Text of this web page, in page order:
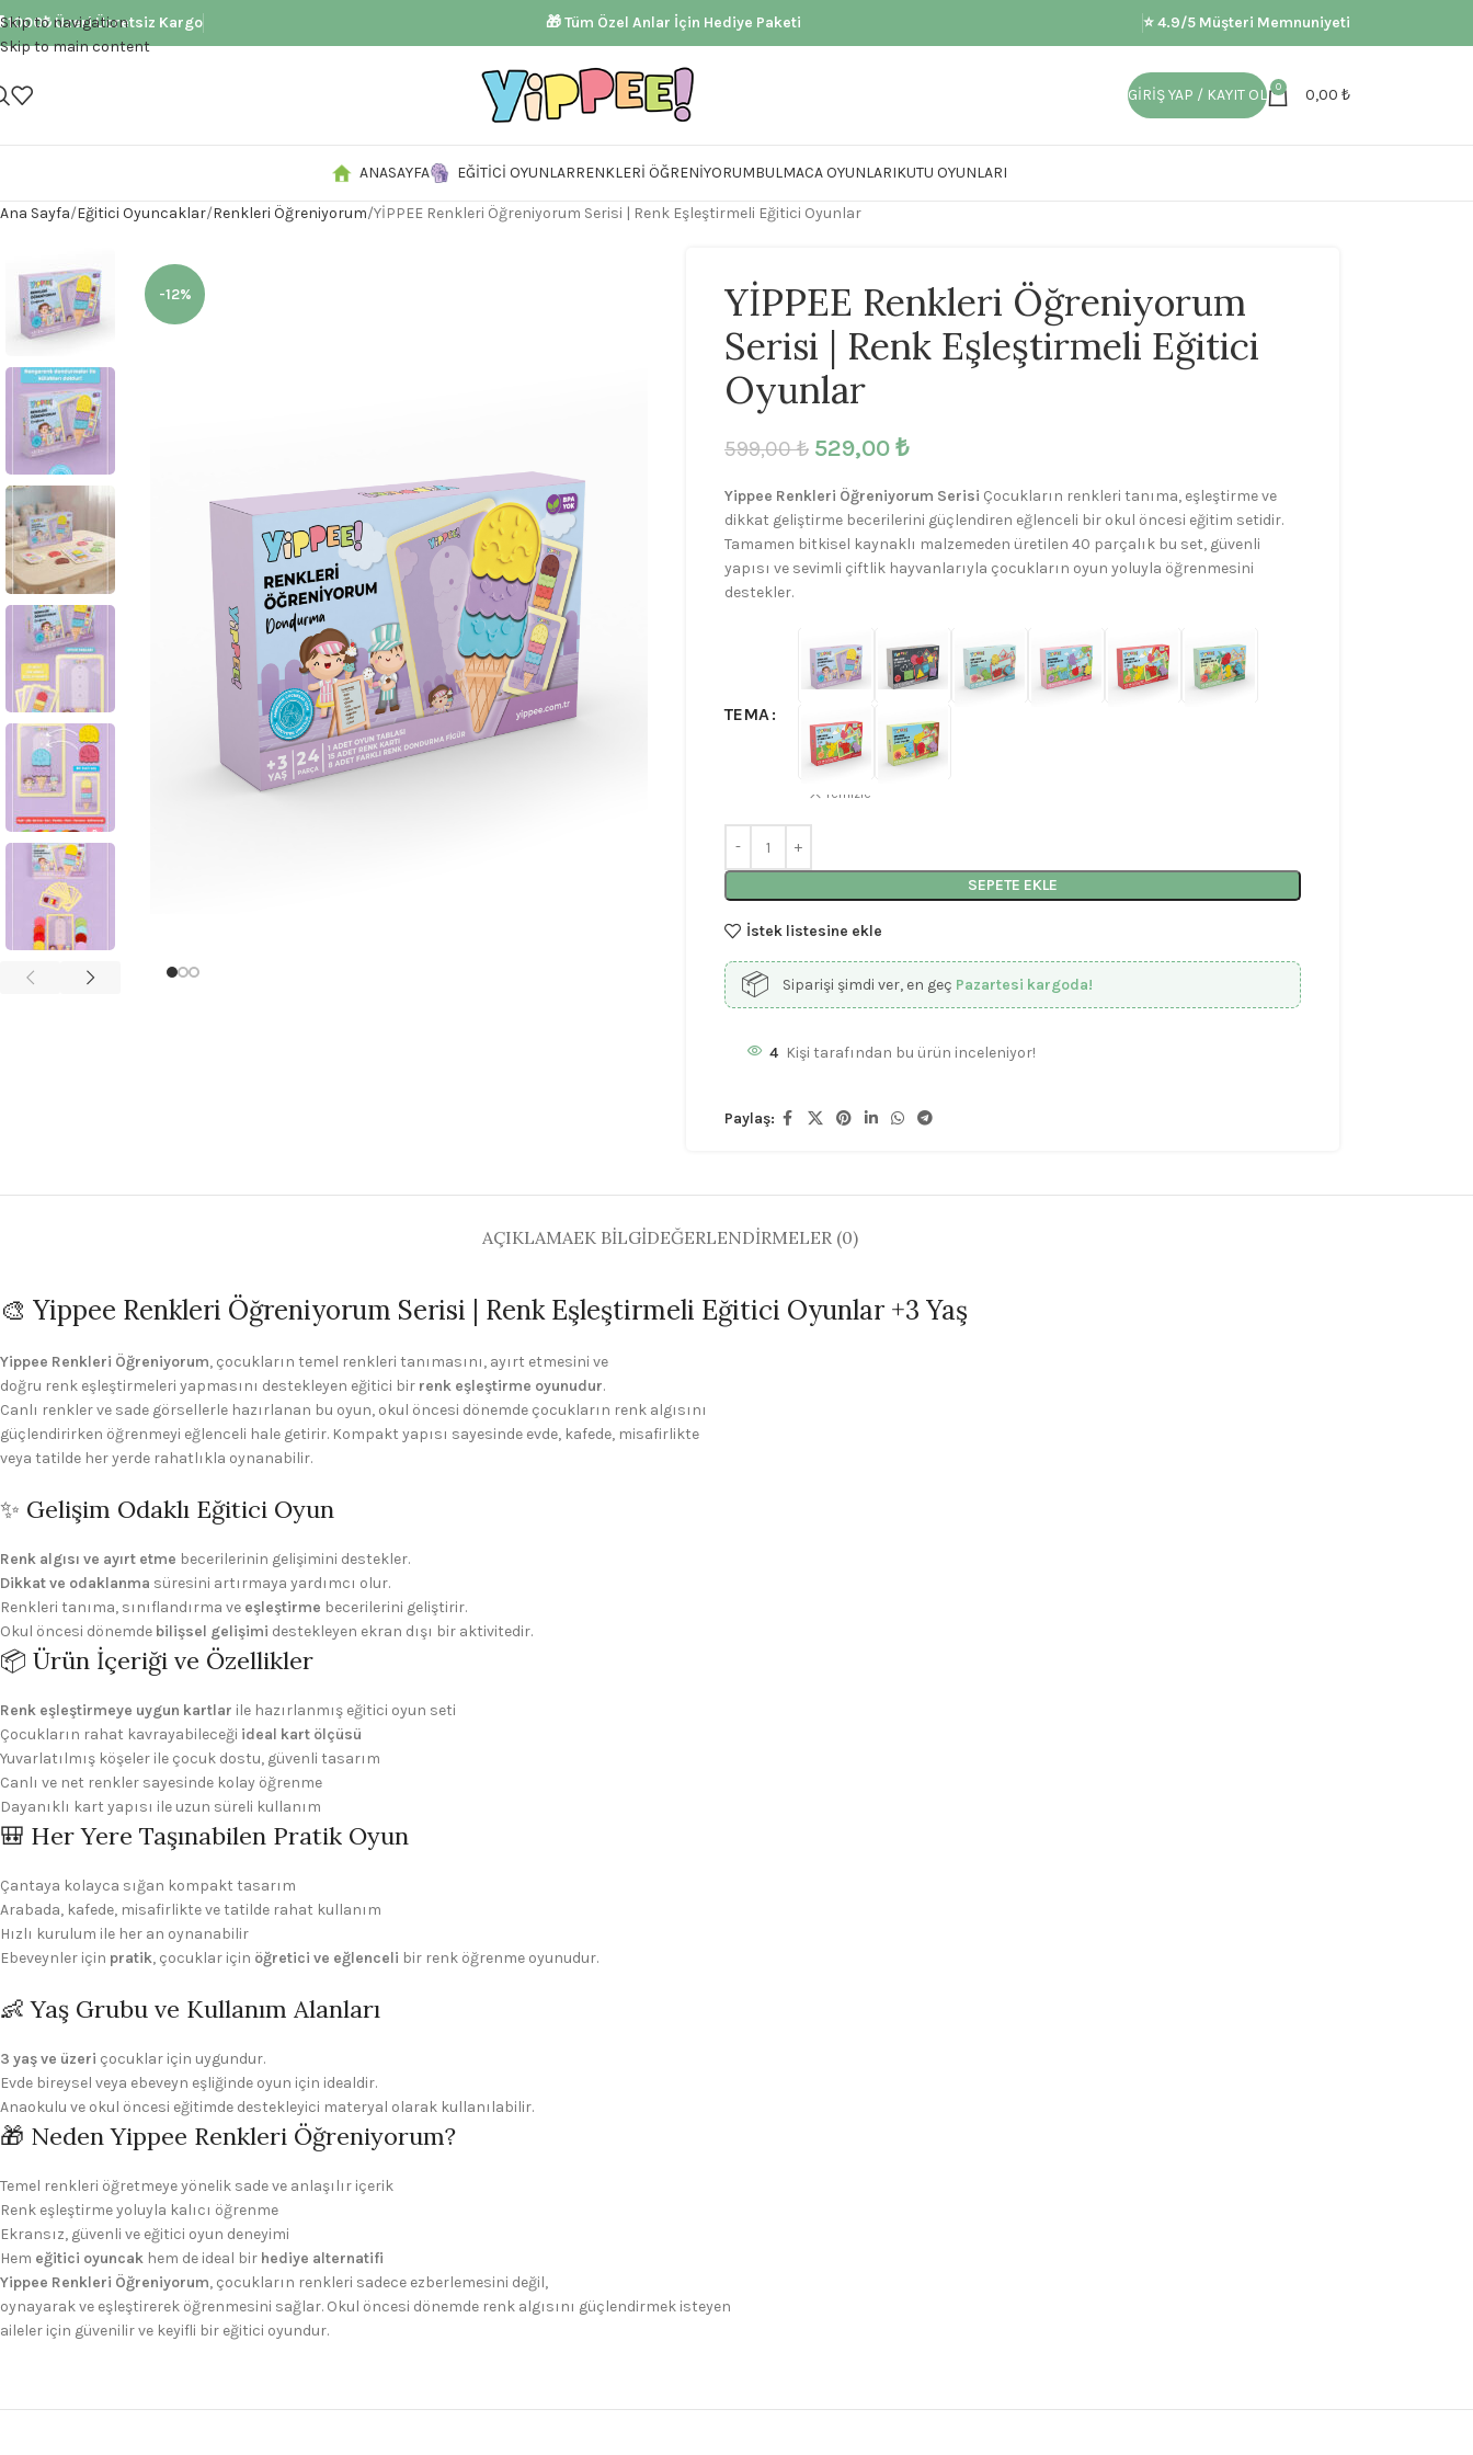
Skip to navigation
Skip to main content
1000₺ Üzeri Ücretsiz Kargo 🎁 Tüm Özel Anlar İçin Hediye Paketi ⭐ 4.9/5 Müşteri Memnuniyeti
GIRIŞ YAP / KAYIT OL 0 0,00 ₺
ANASAYFA EĞITICI OYUNLARRENKLERI ÖĞRENIYORUMBULMACA OYUNLARIKUTU OYUNLARI
Ana Sayfa Eğitici Oyuncaklar Renkleri Öğreniyorum YİPPEE Renkleri Öğreniyorum Serisi | Renk Eşleştirmeli Eğitici Oyunlar
-12%
YİPPEE Renkleri Öğreniyorum
Serisi | Renk Eşleştirmeli Eğitici
Oyunlar
599,00₺ 529,00 ₺
Yippee Renkleri Öğreniyorum Serisi Çocukların renkleri tanıma, eşleştirme ve
dikkat geliştirme becerilerini güçlendiren eğlenceli bir okul öncesi eğitim setidir.
Tamamen bitkisel kaynaklı malzemeden üretilen 40 parçalık bu set, güvenli
yapısı ve sevimli çiftlik hayvanlarıyla çocukların oyun yoluyla öğrenmesini
destekler.
TEMA
Temizle
SEPETE EKLE
İstek listesine ekle
📦 Siparişi şimdi ver, en geç Pazartesi kargoda!
4 Kişi tarafından bu ürün inceleniyor!
Paylaş:
AÇIKLAMAEK BILGIDEĞERLENDIRMELER (0)
🎨 Yippee Renkleri Öğreniyorum Serisi | Renk Eşleştirmeli Eğitici Oyunlar +3 Yaş
Yippee Renkleri Öğreniyorum, çocukların temel renkleri tanımasını, ayırt etmesini ve
doğru renk eşleştirmeleri yapmasını destekleyen eğitici bir renk eşleştirme oyunudur.
Canlı renkler ve sade görsellerle hazırlanan bu oyun, okul öncesi dönemde çocukların renk algısını
güçlendirirken öğrenmeyi eğlenceli hale getirir. Kompakt yapısı sayesinde evde, kafede, misafirlikte
veya tatilde her yerde rahatlıkla oynanabilir.
✨ Gelişim Odaklı Eğitici Oyun
Renk algısı ve ayırt etme becerilerinin gelişimini destekler.
Dikkat ve odaklanma süresini artırmaya yardımcı olur.
Renkleri tanıma, sınıflandırma ve eşleştirme becerilerini geliştirir.
Okul öncesi dönemde bilişsel gelişimi destekleyen ekran dışı bir aktivitedir.
📦 Ürün İçeriği ve Özellikler
Renk eşleştirmeye uygun kartlar ile hazırlanmış eğitici oyun seti
Çocukların rahat kavrayabileceği ideal kart ölçüsü
Yuvarlatılmış köşeler ile çocuk dostu, güvenli tasarım
Canlı ve net renkler sayesinde kolay öğrenme
Dayanıklı kart yapısı ile uzun süreli kullanım
🎒 Her Yere Taşınabilen Pratik Oyun
Çantaya kolayca sığan kompakt tasarım
Arabada, kafede, misafirlikte ve tatilde rahat kullanım
Hızlı kurulum ile her an oynanabilir
Ebeveynler için pratik, çocuklar için öğretici ve eğlenceli bir renk öğrenme oyunudur.
👶 Yaş Grubu ve Kullanım Alanları
3 yaş ve üzeri çocuklar için uygundur.
Evde bireysel veya ebeveyn eşliğinde oyun için idealdir.
Anaokulu ve okul öncesi eğitimde destekleyici materyal olarak kullanılabilir.
🎁 Neden Yippee Renkleri Öğreniyorum?
Temel renkleri öğretmeye yönelik sade ve anlaşılır içerik
Renk eşleştirme yoluyla kalıcı öğrenme
Ekransız, güvenli ve eğitici oyun deneyimi
Hem eğitici oyuncak hem de ideal bir hediye alternatifi
Yippee Renkleri Öğreniyorum, çocukların renkleri sadece ezberlemesini değil,
oynayarak ve eşleştirerek öğrenmesini sağlar. Okul öncesi dönemde renk algısını güçlendirmek isteyen
aileler için güvenilir ve keyifli bir eğitici oyundur.